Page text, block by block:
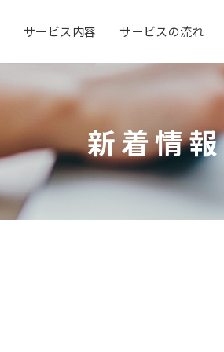
サービス内容 サービスの流れ
新着情報